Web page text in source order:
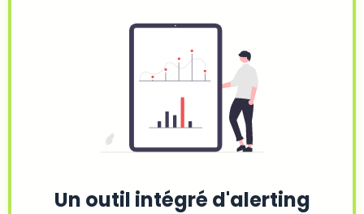
Un outil intégré d'alerting